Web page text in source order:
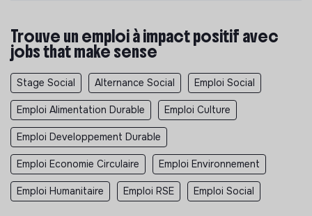
Trouve un emploi à impact positif avec
jobs that make sense
Stage Social Alternance Social Emploi Social
Emploi Alimentation Durable Emploi Culture
Emploi Developpement Durable
Emploi Economie Circulaire Emploi Environnement
Emploi Humanitaire Emploi RSE Emploi Social